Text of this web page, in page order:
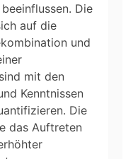
Die
auf die
und
mit den
Kenntnissen
Die
das Auftreten